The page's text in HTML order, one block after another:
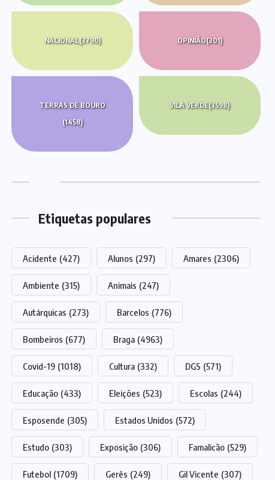
NACIONAL(3790) OPINIÃO(301)
TERRAS DE BOURO
(1458)
VILA VERDE(3598)
Etiquetas populares
Acidente (427) Alunos (297) Amares (2306)
Ambiente (315) Animais (247)
Autárquicas (273) Barcelos (776)
Bombeiros (677) Braga (4963)
Covid-19 (1018) Cultura (332) DGS (571)
Educação (433) Eleições (523) Escolas (244)
Esposende (305) Estados Unidos (572)
Estudo (303) Exposição (306) Famalicão (529)
Futebol (1709) Gerês (249) Gil Vicente (307)